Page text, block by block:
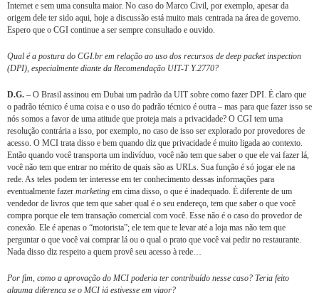
Internet e sem uma consulta maior. No caso do Marco Civil, por exemplo, apesar da
origem dele ter sido aqui, hoje a discussão está muito mais centrada na área de governo.
Espero que o CGI continue a ser sempre consultado e ouvido.
Qual é a postura do CGI.br em relação ao uso dos recursos de deep packet inspection
(DPI), especialmente diante da Recomendação UIT-T Y.2770?
D.G. – O Brasil assinou em Dubai um padrão da UIT sobre como fazer DPI. É claro que
o padrão técnico é uma coisa e o uso do padrão técnico é outra – mas para que fazer isso se
nós somos a favor de uma atitude que proteja mais a privacidade? O CGI tem uma
resolução contrária a isso, por exemplo, no caso de isso ser explorado por provedores de
acesso. O MCI trata disso e bem quando diz que privacidade é muito ligada ao contexto.
Então quando você transporta um indivíduo, você não tem que saber o que ele vai fazer lá,
você não tem que entrar no mérito de quais são as URLs. Sua função é só jogar ele na
rede. As teles podem ter interesse em ter conhecimento dessas informações para
eventualmente fazer marketing em cima disso, o que é inadequado. É diferente de um
vendedor de livros que tem que saber qual é o seu endereço, tem que saber o que você
compra porque ele tem transação comercial com você. Esse não é o caso do provedor de
conexão. Ele é apenas o “motorista”; ele tem que te levar até a loja mas não tem que
perguntar o que você vai comprar lá ou o qual o prato que você vai pedir no restaurante.
Nada disso diz respeito a quem provê seu acesso à rede…
Por fim, como a aprovação do MCI poderia ter contribuído nesse caso? Teria feito
alguma diferença se o MCI já estivesse em vigor?